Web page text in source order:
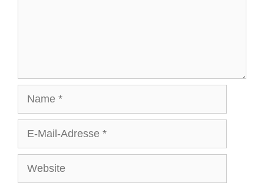
Adresse
Website